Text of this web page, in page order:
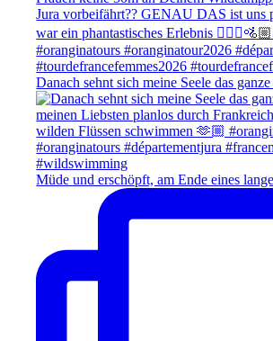
Danach sehnt sich meine Seele das
Müde und erschöpft, am Ende eines